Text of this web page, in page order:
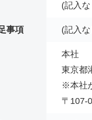
(記入
事項 (記入
本社
東京都
※本社
〒107-